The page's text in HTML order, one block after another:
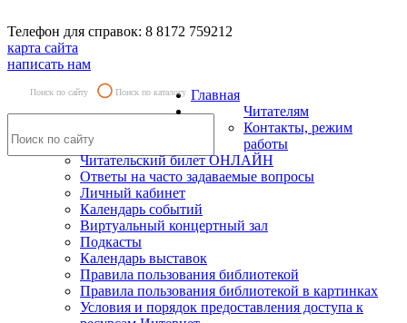
Телефон для справок: 8 8172 759212
карта сайта
написать нам
Поиск по сайту Поиск по каталогу Главная
Читателям
Контакты, режим
работы
Читательский билет ОНЛАЙН
Ответы на часто задаваемые вопросы
Личный кабинет
Календарь событий
Виртуальный концертный зал
Подкасты
Календарь выставок
Правила пользования библиотекой
Правила пользования библиотекой в картинках
Условия и порядок предоставления доступа к